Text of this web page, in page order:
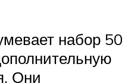
набор 50
Они